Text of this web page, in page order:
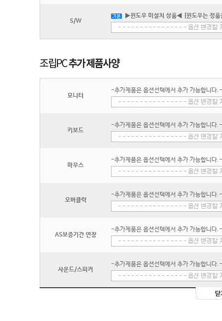
S/W
▶윈도우 미설치 상품◀ [윈도우는 정
모니터
-추가제품은 옵션선택에서 추가 가능합니다.-
키보드
-추가제품은 옵션선택에서 추가 가능합니다.-
마우스
-추가제품은 옵션선택에서 추가 가능합니다.-
오버클럭
-추가제품은 옵션선택에서 추가 가능합니다.-
AS보증기간 연장
-추가제품은 옵션선택에서 추가 가능합니다.-
사운드/스피커
-추가제품은 옵션선택에서 추가 가능합니다.-